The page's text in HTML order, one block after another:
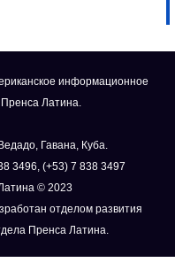
информационное
Пренса Латина.
Гавана, Куба.
3496, (+53) 7 838 3497
© 2023
отделом развития
Пренса Латина.